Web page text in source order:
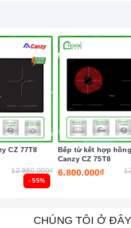
- 55%
CZ 77T8
12.980.000₫
Bếp từ kết hợp
Canzy CZ 75T8
6.800.000₫
CHÚNG TÔI Ở ĐÂY